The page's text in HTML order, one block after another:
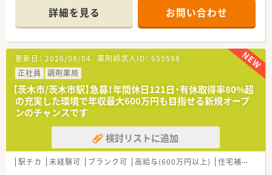
＊------------------------------------------＊
【店舗情報と応需状況について】
■阪急京都本線の茨木市駅から徒歩で3分ほどの場所に位置して
おり、天候が悪い日でもストレスなく毎日の通勤が可能です。
■近隣の複数のクリニックより内科や産科および婦人科をはじ
め、皮膚科や整形外科、外科など多岐にわたる科目を応需しま
す。
■外来の処方箋枚数は1日あたり40枚から50枚となっており、そ
れとは別に30名程度の施設在宅業務にも注力しています。
【想定される業務内容】
■多科目の面処方箋に基づく正確な調剤業務や監査業務をはじ
め、来局された患者様への親切で丁寧な服薬指導を行います。
■高齢者施設へ入所されている約30名の患者様を対象とした、
お薬のセットや訪問服薬管理といった在宅医療業務に携わりま
詳細を見る お問い合わせ
更新日： 2026/08/04 薬剤師求人ID： 655598
正社員
調剤薬局
【茨木市/茨木市駅】急募！年間休日121日・有休取得率80%超
の充実した環境で年収最大600万円も目指せる新規オープ
ンのチャンスです
検討リストに追加
駅チカ 未経験可 ブランク可 高給与(600万円以上) 住宅補助(手当)あり